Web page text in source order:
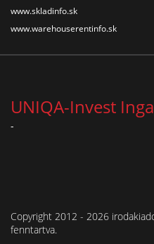
www.skladinfo.sk
www.warehouserentinfo.sk
UNIQA-Invest
-
Copyright 2012 - 2026
fenntartva.